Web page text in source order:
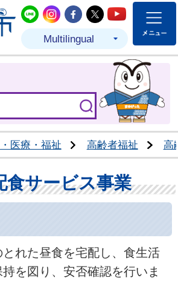
結城市公式LINE
結城市公式Instagram
結城市公式
結城市公式
結城市
Multilingual
医療・福祉 高齢者福祉 高
食サービス事業
れた昼食を宅配し、食生活
を図り、安否確認を行いま